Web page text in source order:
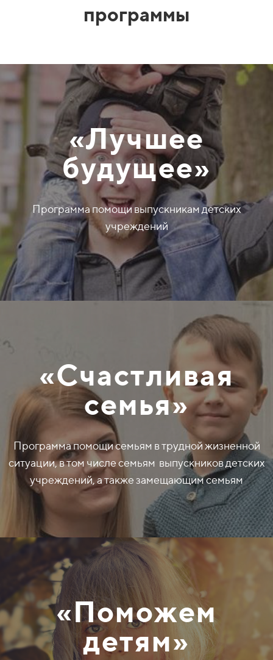
программы
«Лучшее
будущее»
Программа помощи выпускникам детских
учреждений
«Счастливая
семья»
Программа помощи семьям в трудной жизненной
ситуации, в том числе семьям выпускников детских
учреждений, а также замещающим семьям
«Поможем
детям»